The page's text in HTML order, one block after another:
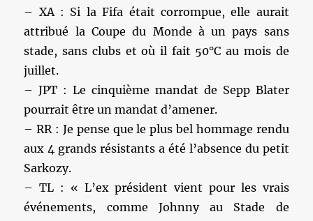
– XA : Si la Fifa était corrompue, elle aurait
attribué la Coupe du Monde à un pays sans
stade, sans clubs et où il fait 50°C au mois de
juillet.
– JPT : Le cinquième mandat de Sepp Blater
pourrait être un mandat d’amener.
– RR : Je pense que le plus bel hommage rendu
aux 4 grands résistants a été l’absence du petit
Sarkozy.
– TL : « L’ex président vient pour les vrais
événements, comme Johnny au Stade de